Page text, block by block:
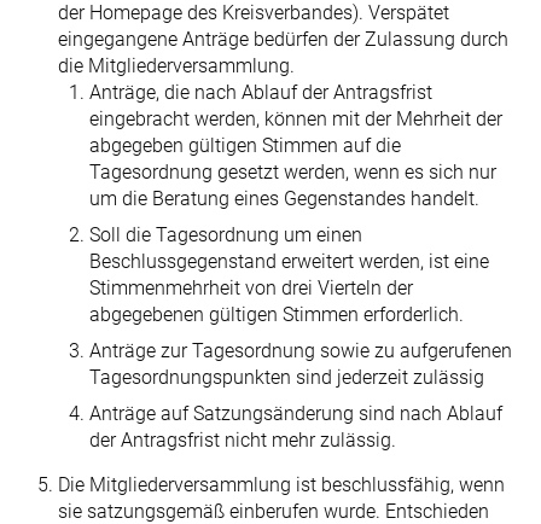
der Homepage des Kreisverbandes). Verspätet
eingegangene Anträge bedür­fen der Zulassung durch
die Mitgliederversammlung.
Anträge, die nach Ablauf der Antragsfrist
eingebracht werden, können mit der Mehrheit der
abgegeben gültigen Stimmen auf die
Tagesordnung gesetzt werden, wenn es sich nur
um die Beratung eines Gegenstandes handelt.
Soll die Tagesordnung um einen
Beschlussgegenstand erweitert werden, ist eine
Stimmenmehrheit von drei Vierteln der
abgegebenen gültigen Stimmen erforderlich.
Anträge zur Tagesordnung sowie zu aufgerufenen
Tagesordnungspunkten sind jederzeit zulässig
Anträge auf Satzungsänderung sind nach Ablauf
der Antragsfrist nicht mehr zulässig.
Die Mitgliederversammlung ist beschlussfähig, wenn
sie satzungsgemäß ein­berufen wurde. Entschieden